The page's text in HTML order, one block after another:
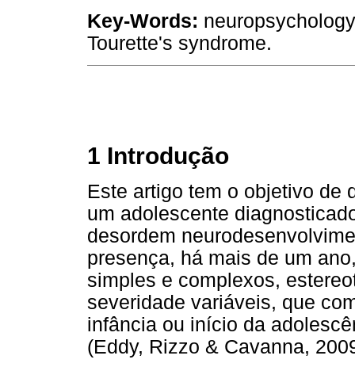
Key-Words:
Tourette's syndrome.
1 Introdução
Este artigo tem o objetivo de
um adolescente
desordem
presença, há mais de um
simples e complexos,
severidade variáveis, que
infância ou início da
(Eddy, Rizzo & Cavanna,